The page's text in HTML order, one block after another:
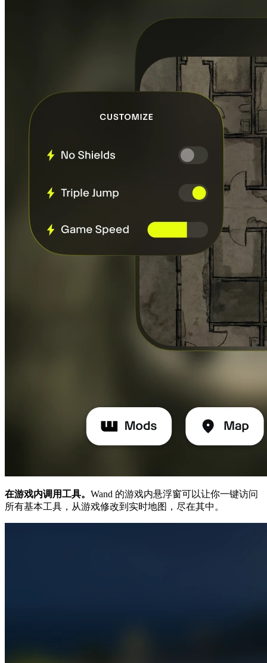
在游戏内调用工具。 Wand 的游戏内悬浮窗可以让你一键访问
所有基本工具，从游戏修改到实时地图，尽在其中。